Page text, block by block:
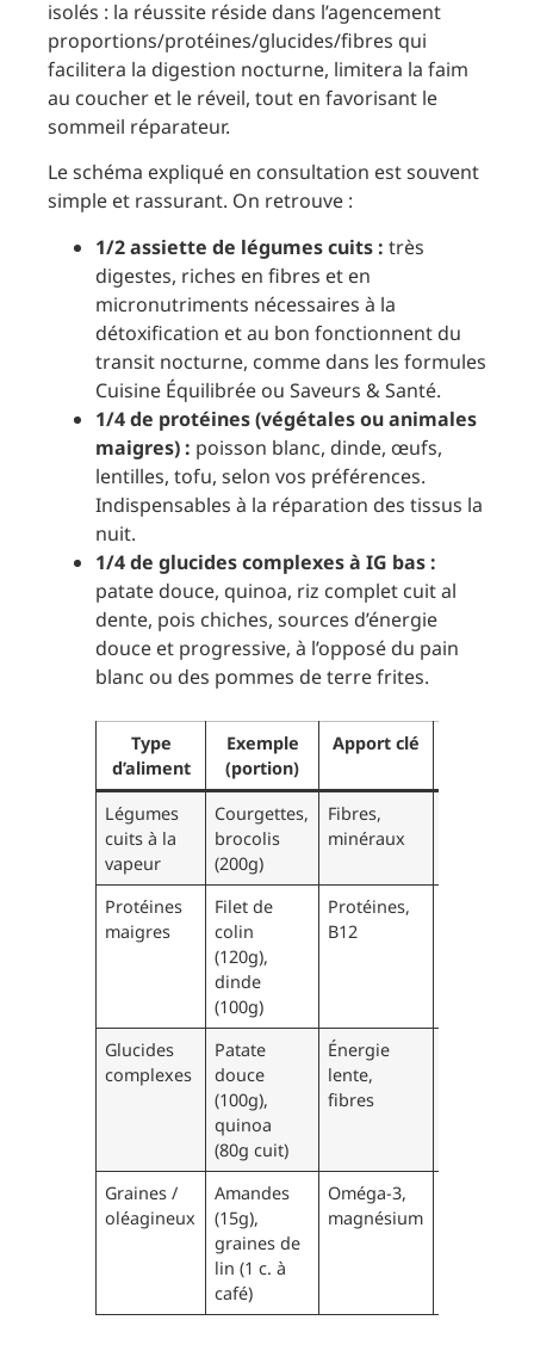
isolés : la réussite réside dans l’agencement
proportions/protéines/glucides/fibres qui
facilitera la digestion nocturne, limitera la faim
au coucher et le réveil, tout en favorisant le
sommeil réparateur.
Le schéma expliqué en consultation est souvent
simple et rassurant. On retrouve :
1/2 assiette de légumes cuits : très
digestes, riches en fibres et en
micronutriments nécessaires à la
détoxification et au bon fonctionnent du
transit nocturne, comme dans les formules
Cuisine Équilibrée ou Saveurs & Santé.
1/4 de protéines (végétales ou animales
maigres) : poisson blanc, dinde, œufs,
lentilles, tofu, selon vos préférences.
Indispensables à la réparation des tissus la
nuit.
1/4 de glucides complexes à IG bas :
patate douce, quinoa, riz complet cuit al
dente, pois chiches, sources d’énergie
douce et progressive, à l’opposé du pain
blanc ou des pommes de terre frites.
Type
d’aliment
Exemple
(portion)
Apport clé
Légumes
cuits à la
vapeur
Courgettes,
brocolis
(200g)
Fibres,
minéraux
Protéines
maigres
Filet de
colin
(120g),
dinde
(100g)
Protéines,
B12
Glucides
complexes
Patate
douce
(100g),
quinoa
(80g cuit)
Énergie
lente,
fibres
Graines /
oléagineux
Amandes
(15g),
graines de
lin (1 c. à
café)
Oméga-3,
magnésium